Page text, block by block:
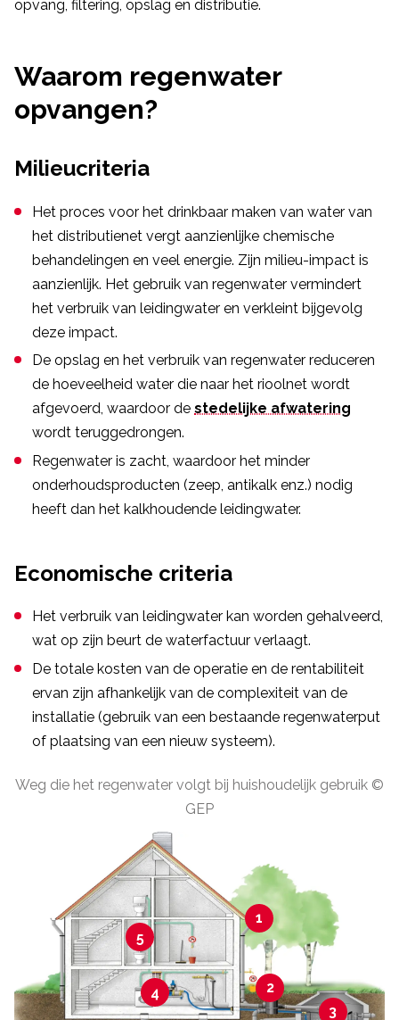
opvang, filtering, opslag en distributie.
Waarom regenwater
opvangen?
Milieucriteria
Het proces voor het drinkbaar maken van water van
het distributienet vergt aanzienlijke chemische
behandelingen en veel energie. Zijn milieu-impact is
aanzienlijk. Het gebruik van regenwater vermindert
het verbruik van leidingwater en verkleint bijgevolg
deze impact.
De opslag en het verbruik van regenwater reduceren
de hoeveelheid water die naar het rioolnet wordt
afgevoerd, waardoor de stedelijke afwatering
wordt teruggedrongen.
Regenwater is zacht, waardoor het minder
onderhoudsproducten (zeep, antikalk enz.) nodig
heeft dan het kalkhoudende leidingwater.
Economische criteria
Het verbruik van leidingwater kan worden gehalveerd,
wat op zijn beurt de waterfactuur verlaagt.
De totale kosten van de operatie en de rentabiliteit
ervan zijn afhankelijk van de complexiteit van de
installatie (gebruik van een bestaande regenwaterput
of plaatsing van een nieuw systeem).
Weg die het regenwater volgt bij huishoudelijk gebruik ©
GEP
1
2
3
4
5